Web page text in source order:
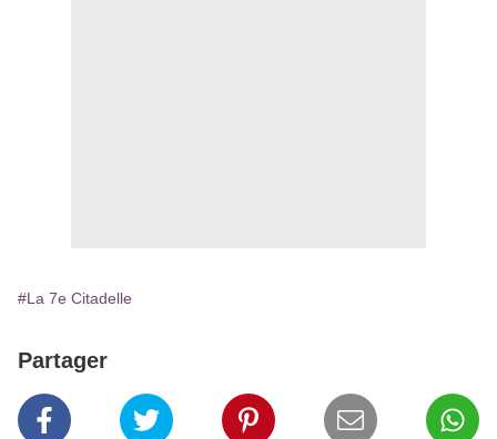
#La 7e Citadelle
Partager